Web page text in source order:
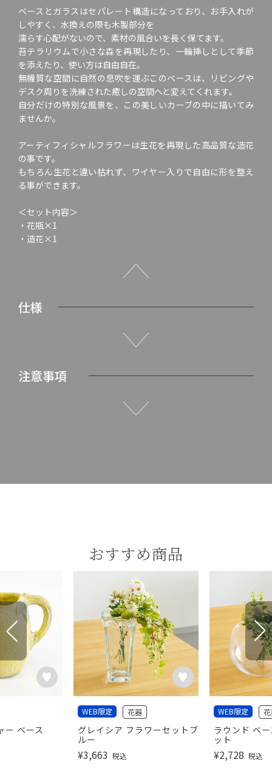
ベースとガラスはセパレート構造になっており、お手入れが
しやすく、水換えの際も木製部分を
濡らす心配がないので、素材の風合いを長く保てます。
苔テラリウムで小さな森を再現したり、一輪挿しとして季節
を添えたり、使い方は自由自在。
無機質な空間に自然の息吹を運ぶこのベースは、リビングや
デスク周りを洗練された癒しの空間へと変えてくれます。
自分だけの特別な風景を、この美しいカーブの中に描いてみ
ませんか。
アーティフィシャルフラワーは生花を再現した高品質な造花
の事です。
もちろん生花と違い枯れず、ワイヤー入りで自由に形を整え
る事ができます。
＜セット内容＞
・花瓶×1
・造花×1
仕様
注意事項
おすすめ商品
ー ベース
グレイシア フラワーセットブ
ルー
WEB限定 花器
¥3,663 税込
ラウンド ベ
ット
WEB限定
¥2,728 税込